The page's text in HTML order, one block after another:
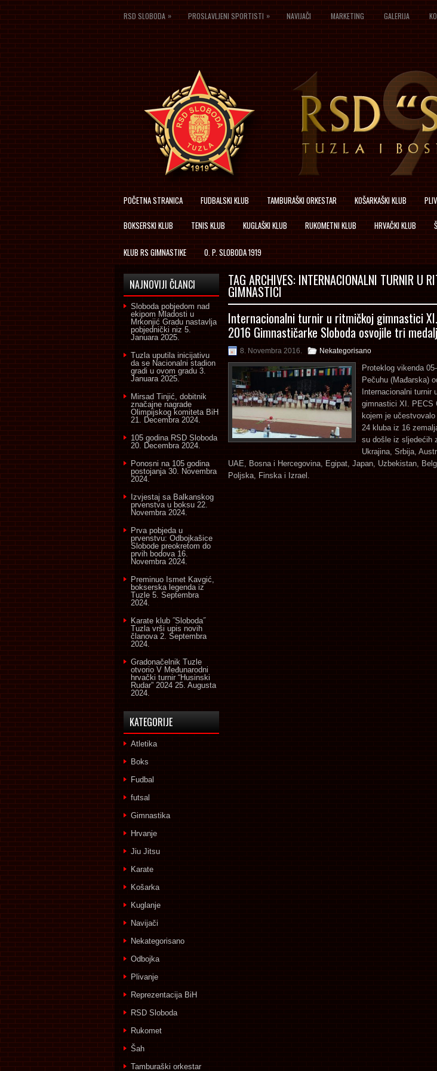
RSD SLOBODA » PROSLAVLJENI SPORTISTI » NAVIJAČI MARKETING GALERIJA
POČETNA STRANICA FUDBALSKI KLUB TAMBURAŠKI ORKESTAR KOŠARKAŠKI KLUB
BOKSERSKI KLUB TENIS KLUB KUGLAŠKI KLUB RUKOMETNI KLUB HRVAČKI KLUB
KLUB RS GIMNASTIKE O. P. SLOBODA 1919
TAG ARCHIVES: INTERNACIONALNI TURNIR U
GIMNASTICI
Internacionalni turnir u ritmičkoj gimnastici XI.
2016 Gimnastičarke Sloboda osvojile tri
8. Novembra 2016. Nekategorisano
Proteklog vikenda
Pečuhu (Mađarska)
Internacionalni turnir
gimnastici XI. PECS
kojem je
24 kluba iz 16
su došle iz sljedećih
Ukrajina, Srbija,
UAE, Bosna i Hercegovina, Egipat, Japan, Uzbekistan,
Poljska, Finska i Izrael.
NAJNOVIJI ČLANCI
Sloboda pobjedom nad
ekipom Mladosti u
Mrkonjić Gradu nastavlja
pobjednički niz 5.
Januara 2025.
Tuzla uputila inicijativu
da se Nacionalni stadion
gradi u ovom gradu 3.
Januara 2025.
Mirsad Tinjić, dobitnik
značajne nagrade
Olimpijskog komiteta BiH
21. Decembra 2024.
105 godina RSD Sloboda
20. Decembra 2024.
Ponosni na 105 godina
postojanja 30. Novembra
2024.
Izvjestaj sa Balkanskog
prvenstva u boksu 22.
Novembra 2024.
Prva pobjeda u
prvenstvu: Odbojkašice
Slobode preokretom do
prvih bodova 16.
Novembra 2024.
Preminuo Ismet Kavgić,
bokserska legenda iz
Tuzle 5. Septembra
2024.
Karate klub ˝Sloboda˝
Tuzla vrši upis novih
članova 2. Septembra
2024.
Gradonačelnik Tuzle
otvorio V Međunarodni
hrvački turnir “Husinski
Rudar” 2024 25. Augusta
2024.
KATEGORIJE
Atletika
Boks
Fudbal
futsal
Gimnastika
Hrvanje
Jiu Jitsu
Karate
Košarka
Kuglanje
Navijači
Nekategorisano
Odbojka
Plivanje
Reprezentacija BiH
RSD Sloboda
Rukomet
Šah
Tamburaški orkestar